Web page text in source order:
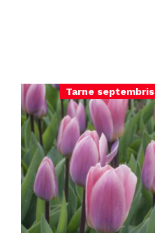
Tarne septembris